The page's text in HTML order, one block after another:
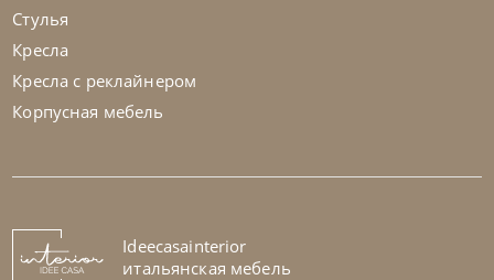
Стулья
Кресла
Кресла с реклайнером
Корпусная мебель
Ideecasainterior
итальянская мебель